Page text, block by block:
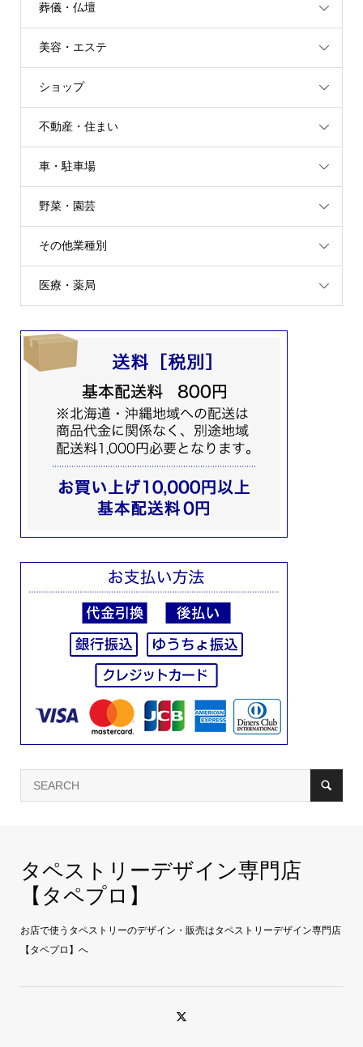
葬儀・仏壇
美容・エステ
ショップ
不動産・住まい
車・駐車場
野菜・園芸
その他業種別
医療・薬局
タペストリーデザイン専門店
【タペプロ】
お店で使うタペストリーのデザイン・販売はタペストリーデザイン専門店
【タペプロ】へ